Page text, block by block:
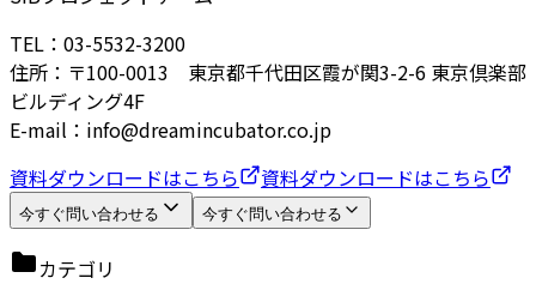
TEL：03-5532-3200
住所：〒100-0013 東京都千代田区霞が関3-2-6 東京倶楽部
ビルディング4F
E-mail：info@dreamincubator.co.jp
資料ダウンロードはこちら
資料ダウンロードはこちら
今すぐ問い合わせる 今すぐ問い合わせる
カテゴリ